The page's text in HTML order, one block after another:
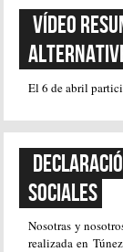
Vídeo
El 6 de abril
SOCIALES
Nosotras y
realizada en